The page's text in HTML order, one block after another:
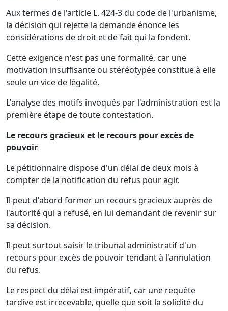
Aux termes de l'article L. 424-3 du code de l'urbanisme,
la décision qui rejette la demande énonce les
considérations de droit et de fait qui la fondent.
Cette exigence n'est pas une formalité, car une
motivation insuffisante ou stéréotypée constitue à elle
seule un vice de légalité.
L'analyse des motifs invoqués par l'administration est la
première étape de toute contestation.
Le recours gracieux et le recours pour excès de
pouvoir
Le pétitionnaire dispose d'un délai de deux mois à
compter de la notification du refus pour agir.
Il peut d'abord former un recours gracieux auprès de
l'autorité qui a refusé, en lui demandant de revenir sur
sa décision.
Il peut surtout saisir le tribunal administratif d'un
recours pour excès de pouvoir tendant à l'annulation
du refus.
Le respect du délai est impératif, car une requête
tardive est irrecevable, quelle que soit la solidité du